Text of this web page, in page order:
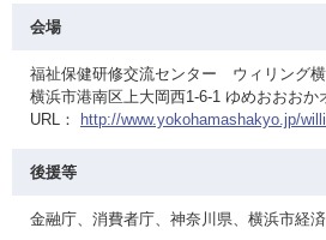
会場
福祉保健研修交流センター ウィリング
横浜市港南区上大岡西1-6-1 ゆめおおおか
URL：
http://www.yokohamashakyo.jp/
後援等
金融庁、消費者庁、神奈川県、横浜市経